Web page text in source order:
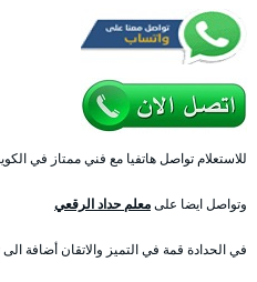
للاستعلام تواصل هاتفيا مع فني ممتاز في
وتواصل ايضا علىمعلم حداد الرقعي
في الحدادة قمة في التميز والاتقان أضافة